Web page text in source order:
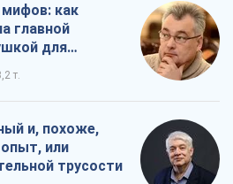
мифов: как
главной
для
т.
и, похоже,
или
трусости